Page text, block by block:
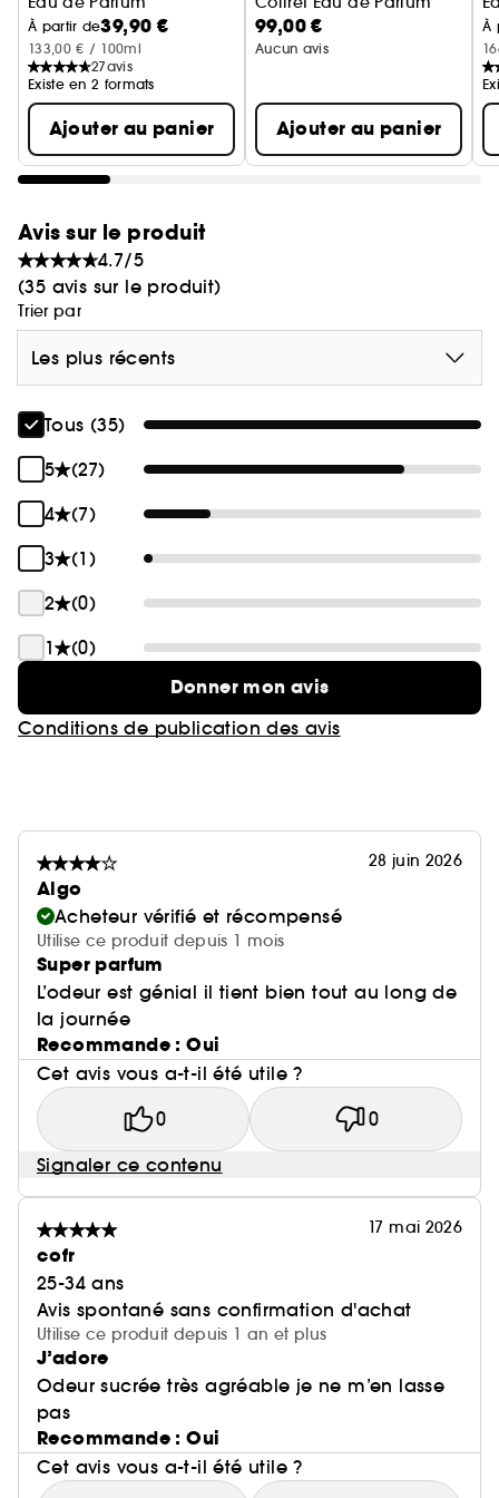
À partir de39,90 €
133,00 € / 100ml
27avis
Existe en 2 formats
Ajouter au panier
99,00 €
Aucun avis
Ajouter au panier
À
Avis sur le produit
4.7/5
(35 avis sur le produit)
Trier par
Les plus récents
Tous (35)
5
(27)
4
(7)
3
(1)
2
(0)
1
(0)
Donner mon avis
Conditions de publication des avis
28 juin 2026
Algo
Acheteur vérifié et récompensé
Utilise ce produit depuis 1 mois
Super parfum
L’odeur est génial il tient bien tout au long de
la journée
Recommande : Oui
Cet avis vous a-t-il été utile ?
0 0
Signaler ce contenu
17 mai 2026
cofr
25-34 ans
Avis spontané sans confirmation d'achat
Utilise ce produit depuis 1 an et plus
J’adore
Odeur sucrée très agréable je ne m’en lasse
pas
Recommande : Oui
Cet avis vous a-t-il été utile ?